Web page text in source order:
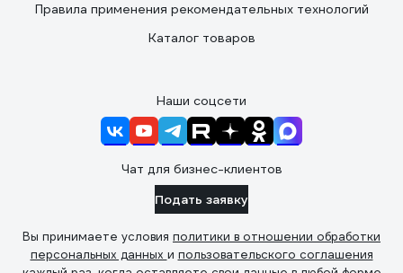
Правила применения рекомендательных технологий
Каталог товаров
Наши соцсети
Чат для бизнес-клиентов
Подать заявку
Вы принимаете условия политики в отношении обработки
персональных данных и пользовательского соглашения